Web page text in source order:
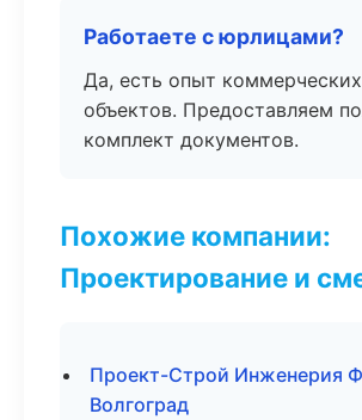
Работаете с юрлицами?
Да, есть опыт коммерческих
объектов. Предоставляем
комплект документов.
Похожие компании:
Проектирование и
Проект-Строй Инженерия
Волгоград